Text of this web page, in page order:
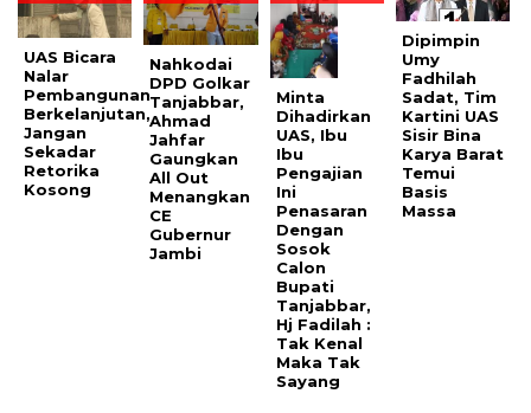
UAS Bicara
Nalar
Pembangunan
Berkelanjutan,
Jangan
Sekadar
Retorika
Kosong
Nahkodai
DPD Golkar
Tanjabbar,
Ahmad
Jahfar
Gaungkan
All Out
Menangkan
CE
Gubernur
Jambi
Minta
Dihadirkan
UAS, Ibu
Ibu
Pengajian
Ini
Penasaran
Dengan
Sosok
Calon
Bupati
Tanjabbar,
Hj Fadilah :
Tak Kenal
Maka Tak
Sayang
Dipimpin
Umy
Fadhilah
Sadat, Tim
Kartini UAS
Sisir Bina
Karya Barat
Temui
Basis
Massa